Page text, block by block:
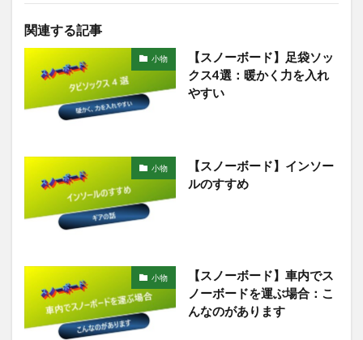
関連する記事
小物
【スノーボード】足袋ソッ
クス4選：暖かく力を入れ
やすい
小物
【スノーボード】インソー
ルのすすめ
小物
【スノーボード】車内でス
ノーボードを運ぶ場合：こ
んなのがあります